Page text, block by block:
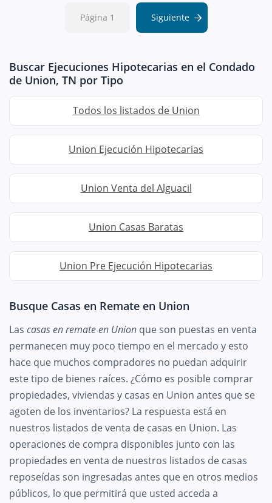
Página 1 Siguiente
Buscar Ejecuciones Hipotecarias en el Condado
de Union, TN por Tipo
Todos los listados de Union
Union Ejecución Hipotecarias
Union Venta del Alguacil
Union Casas Baratas
Union Pre Ejecución Hipotecarias
Busque Casas en Remate en Union
Las casas en remate en Union que son puestas en venta
permanecen muy poco tiempo en el mercado y esto
hace que muchos compradores no puedan adquirir
este tipo de bienes raíces. ¿Cómo es posible comprar
propiedades, viviendas y casas en Union antes que se
agoten de los inventarios? La respuesta está en
nuestros listados de venta de casas en Union. Las
operaciones de compra disponibles junto con las
propiedades en venta de nuestros listados de casas
reposeídas son ingresadas antes que en otros medios
públicos, lo que permitirá que usted acceda a